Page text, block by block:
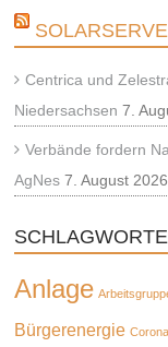
Centrica und
Niedersachsen 7.
Verbände fordern
AgNes 7. August 2026
SCHLAGWORTE
Anlage
Bürgerenergie Corona